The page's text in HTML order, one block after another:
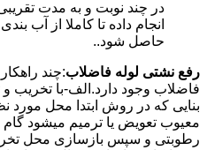
انجام داده تا کاملا از آب
حاصل شود..
رفع نشتی لوله فاضلاب:چند
فاضلاب وجود دارد.الف-با
بنایی که در روش ابتدا محل
معیوب تعویض یا ترمیم میشود
رطوبتی و سپس بازسازی محل